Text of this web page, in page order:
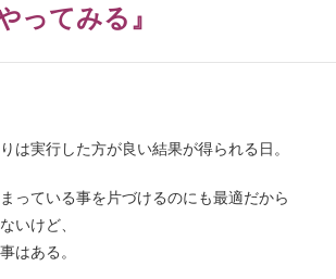
やってみる』
は実行した方が良い結果が得られる日。
っている事を片づけるのにも最適だから
いけど、
はある。